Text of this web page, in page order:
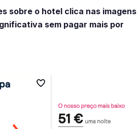
sobre o hotel clica nas imagens
sem pagar mais por